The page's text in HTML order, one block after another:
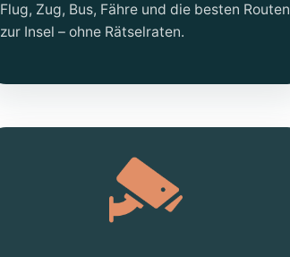
Flug, Zug, Bus, Fähre und die besten Routen
zur Insel – ohne Rätselraten.